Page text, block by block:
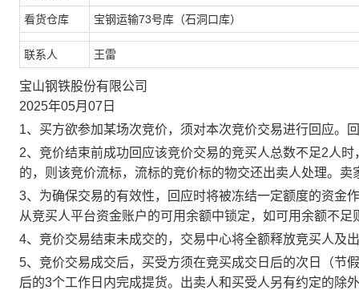
看货仓库 宝钢运输73号库（石洞口库）
联系人 王雷
宝山钢铁股份有限公司
2025年05月07日
1、买方欲参加某场次竞价，须对本次竞价交易进行回应。
2、竞价结束前成功回应该竞价交易的竞买人总数不足2人
的，则该竞价流标，流标的竞价标的物交还出卖人处理。
3、为确保交易的有效性，回应时将被冻结一定额度的资金
从竞买人平台资金账户的可用余额中锁定，如可用余额不足
4、竞价交易结束未成交的，交易中心将全额释放竞买人及
5、竞价交易成交后，买受方须在竞买成交日后的次日（节
后的3个工作日内完成提货。出卖人和买受人另有约定的除